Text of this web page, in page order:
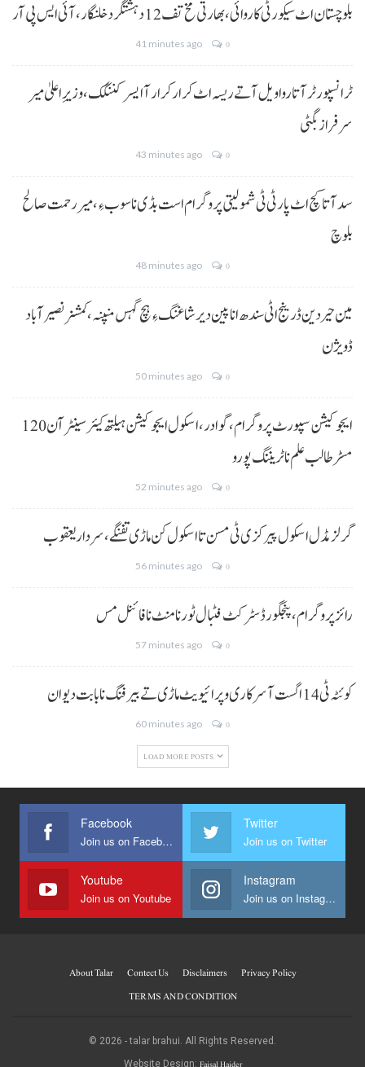
بلوچستان اٹ سیکورٹی کاروائی، بھارتی مخ تف 12 دہشتگرد خلنگار،آئی ایس پی آر
41 minutes ago 0
ٹرانسپورٹر آتا روا ویل آتے ریسہ اٹ کرار کرار آ ایسر کننگک ،وزیرِ اعلیٰ میر
سرفراز بگٹی
43 minutes ago 0
سد آتا کچ اٹ پارٹی ٹی شمولیتی پروگرام است بڈی نا سوب ءِ،میر رحمت صالح
بلوچ
48 minutes ago 0
مین حیردین ڈرینج اٹی سندھ انا پین دیر شاغنگ ءِ ہچ گہس منپنہ،کمشنر نصیرآباد
ڈویژن
50 minutes ago 0
ایجوکیشن سپورٹ پروگرام،گوادر، اسکول ایجوکیشن ہیلتھ کیئر سینٹر آن 120
مسڑ طالب علم نا ٹریننگ پورو
52 minutes ago 0
گرلز مڈل اسکول پیرکزی ٹی مسن تا اسکول کن ماڑی تفنگے، سردار یعقوب
56 minutes ago 0
رائز پروگرام، پنجگور ڈسٹرکٹ فٹبال ٹورنامنٹ نا فائنل مس
57 minutes ago 0
کوئٹہ ٹی 14 اگست آ سرکاری و پرائیویٹ ماڑی تے بیرفنگ نا بابت دیوان
60 minutes ago 0
LOAD MORE POSTS
Facebook
Join us on Facebook
Twitter
Join us on Twitter
Youtube
Join us on Youtube
Instagram
Join us on Instagram
About Talar Contect Us Disclaimers
Privacy Policy
TERMS AND CONDITION
© 2026 - talar brahui. All Rights Reserved.
Website Design: Faisal Haider